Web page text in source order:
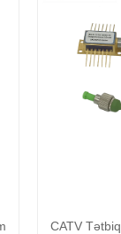
CATV